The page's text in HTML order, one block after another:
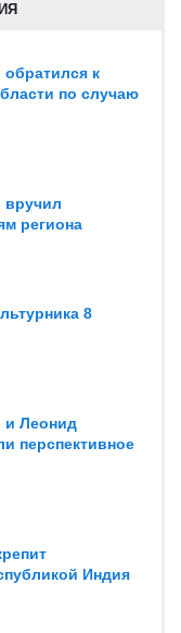
к
по случаю
региона
8
и Леонид
перспективное
Индия